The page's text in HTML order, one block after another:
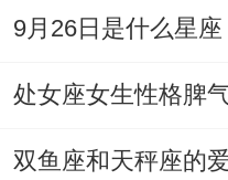
件下、一直观察发
开看人类潜能开发
9月26日是什么星